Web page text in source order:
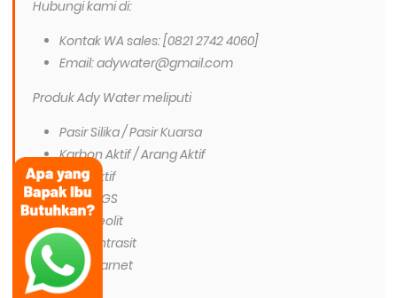
Hubungi kami di:
Kontak WA sales: [0821 2742 4060]
Email: adywater@gmail.com
Produk Ady Water meliputi
Pasir Silika / Pasir Kuarsa
Karbon Aktif / Arang Aktif
Pasir Aktif
Pasir MGS
Pasir Zeolit
Pasir Antrasit
Pasir Garnet
Tawas